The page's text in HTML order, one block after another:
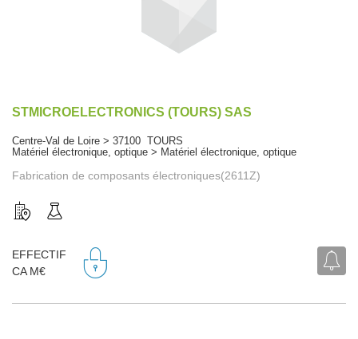
STMICROELECTRONICS (TOURS) SAS
Centre-Val de Loire > 37100 TOURS
Matériel électronique, optique > Matériel électronique, optique
Fabrication de composants électroniques(2611Z)
EFFECTIF
CA M€